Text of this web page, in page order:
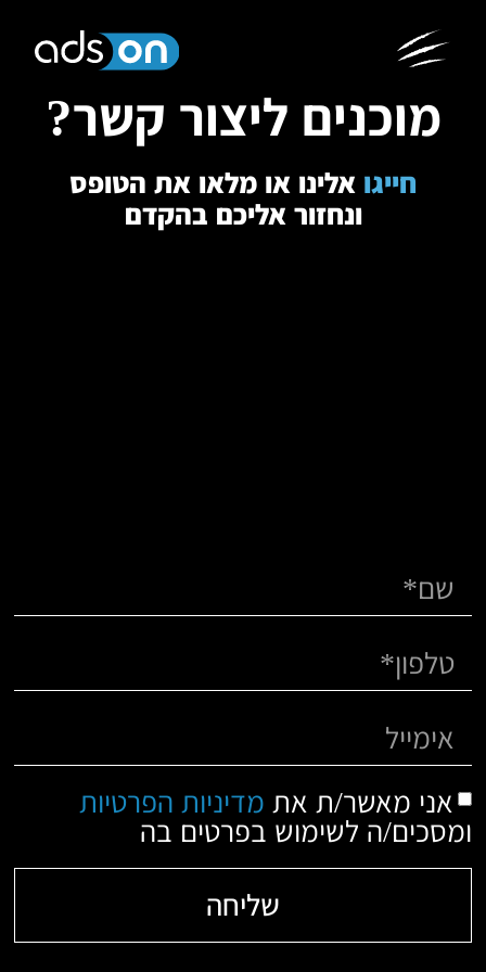
מוכנים ליצור קשר?
חייגו אלינו או מלאו את הטופס
ונחזור אליכם בהקדם
אני מאשר/ת את מדיניות הפרטיות
ומסכים/ה לשימוש בפרטים בה
שליחה